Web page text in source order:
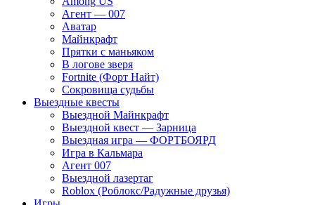
Агент — 007
Аватар
Майнкрафт
Прятки с маньяком
В логове зверя
Fortnite (Форт Найт)
Сокровища судьбы
Выездные квесты
Выездной Майнкрафт
Выездной квест — Зарница
Выездная игра — ФОРТБОЯРД
Игра в Кальмара
Агент 007
Выездной лазертаг
Roblox (Роблокс/Радужные друзья)